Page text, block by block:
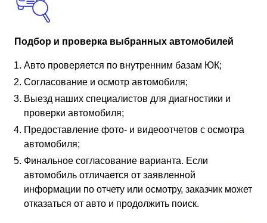
Подбор и проверка выбранных автомобилей
Авто проверяется по внутренним базам ЮК;
Согласование и осмотр автомобиля;
Выезд наших специалистов для диагностики и
проверки автомобиля;
Предоставление фото- и видеоотчетов с осмотра
автомобиля;
Финальное согласование варианта. Если
автомобиль отличается от заявленной
информации по отчету или осмотру, заказчик может
отказаться от авто и продолжить поиск.